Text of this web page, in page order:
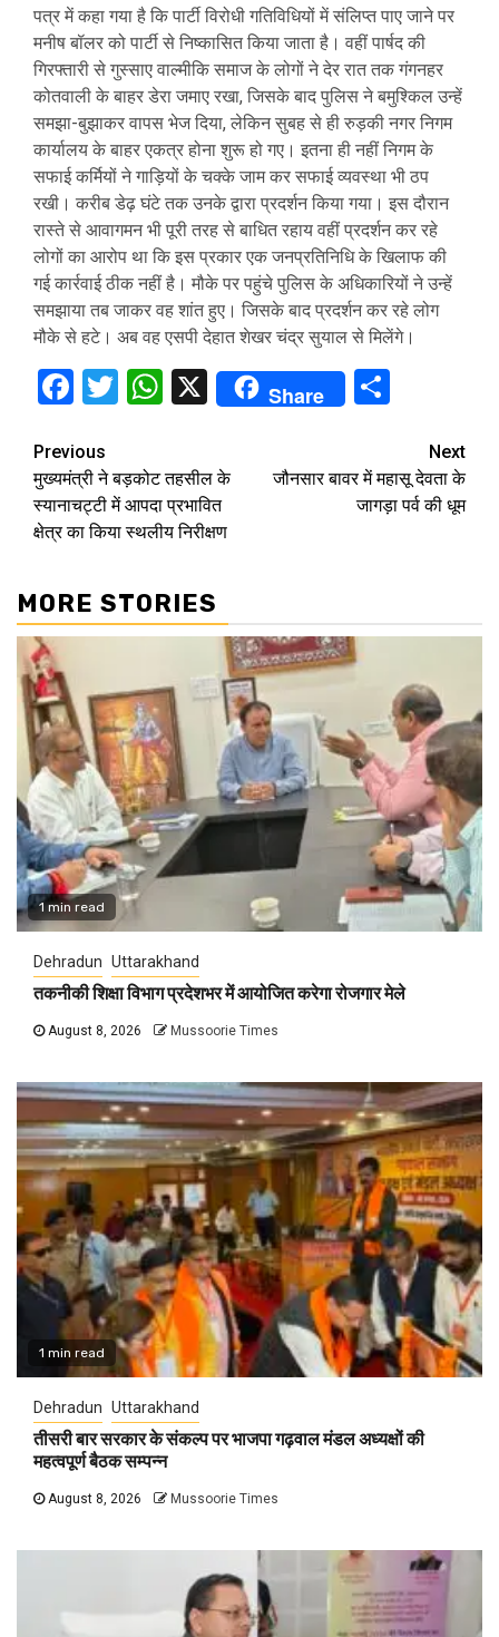
पत्र में कहा गया है कि पार्टी विरोधी गतिविधियों में संलिप्त पाए जाने पर
मनीष बॉलर को पार्टी से निष्कासित किया जाता है। वहीं पार्षद की
गिरफ्तारी से गुस्साए वाल्मीकि समाज के लोगों ने देर रात तक गंगनहर
कोतवाली के बाहर डेरा जमाए रखा, जिसके बाद पुलिस ने बमुश्किल उन्हें
समझा-बुझाकर वापस भेज दिया, लेकिन सुबह से ही रुड़की नगर निगम
कार्यालय के बाहर एकत्र होना शुरू हो गए। इतना ही नहीं निगम के
सफाई कर्मियों ने गाड़ियों के चक्के जाम कर सफाई व्यवस्था भी ठप
रखी। करीब डेढ़ घंटे तक उनके द्वारा प्रदर्शन किया गया। इस दौरान
रास्ते से आवागमन भी पूरी तरह से बाधित रहाय वहीं प्रदर्शन कर रहे
लोगों का आरोप था कि इस प्रकार एक जनप्रतिनिधि के खिलाफ की
गई कार्रवाई ठीक नहीं है। मौके पर पहुंचे पुलिस के अधिकारियों ने उन्हें
समझाया तब जाकर वह शांत हुए। जिसके बाद प्रदर्शन कर रहे लोग
मौके से हटे। अब वह एसपी देहात शेखर चंद्र सुयाल से मिलेंगे।
Facebook
TwitterWhatsApp
X Share
Continue
Reading
Previous
मुख्यमंत्री ने बड़कोट तहसील के
स्यानाचट्टी में आपदा प्रभावित
क्षेत्र का किया स्थलीय निरीक्षण
Next
जौनसार बावर में महासू देवता के
जागड़ा पर्व की धूम
MORE STORIES
1 min read
Dehradun Uttarakhand
तकनीकी शिक्षा विभाग प्रदेशभर में आयोजित करेगा रोजगार मेले
August 8, 2026 Mussoorie Times
1 min read
Dehradun Uttarakhand
तीसरी बार सरकार के संकल्प पर भाजपा गढ़वाल मंडल अध्यक्षों की
महत्वपूर्ण बैठक सम्पन्न
August 8, 2026 Mussoorie Times